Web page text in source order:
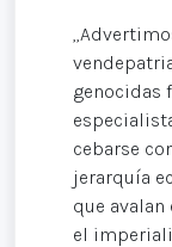
genocidas
cebarse
jerarquía
que
el